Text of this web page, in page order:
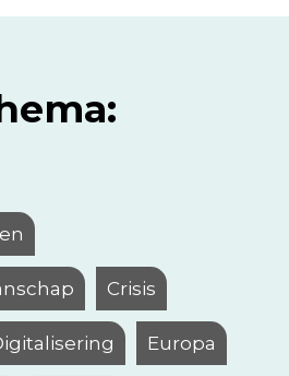
Crisis
Europa